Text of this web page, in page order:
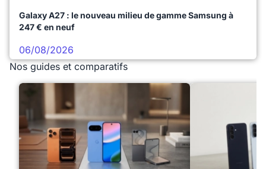
Galaxy A27 : le nouveau milieu de gamme Samsung à
247 € en neuf
06/08/2026
Nos guides et comparatifs